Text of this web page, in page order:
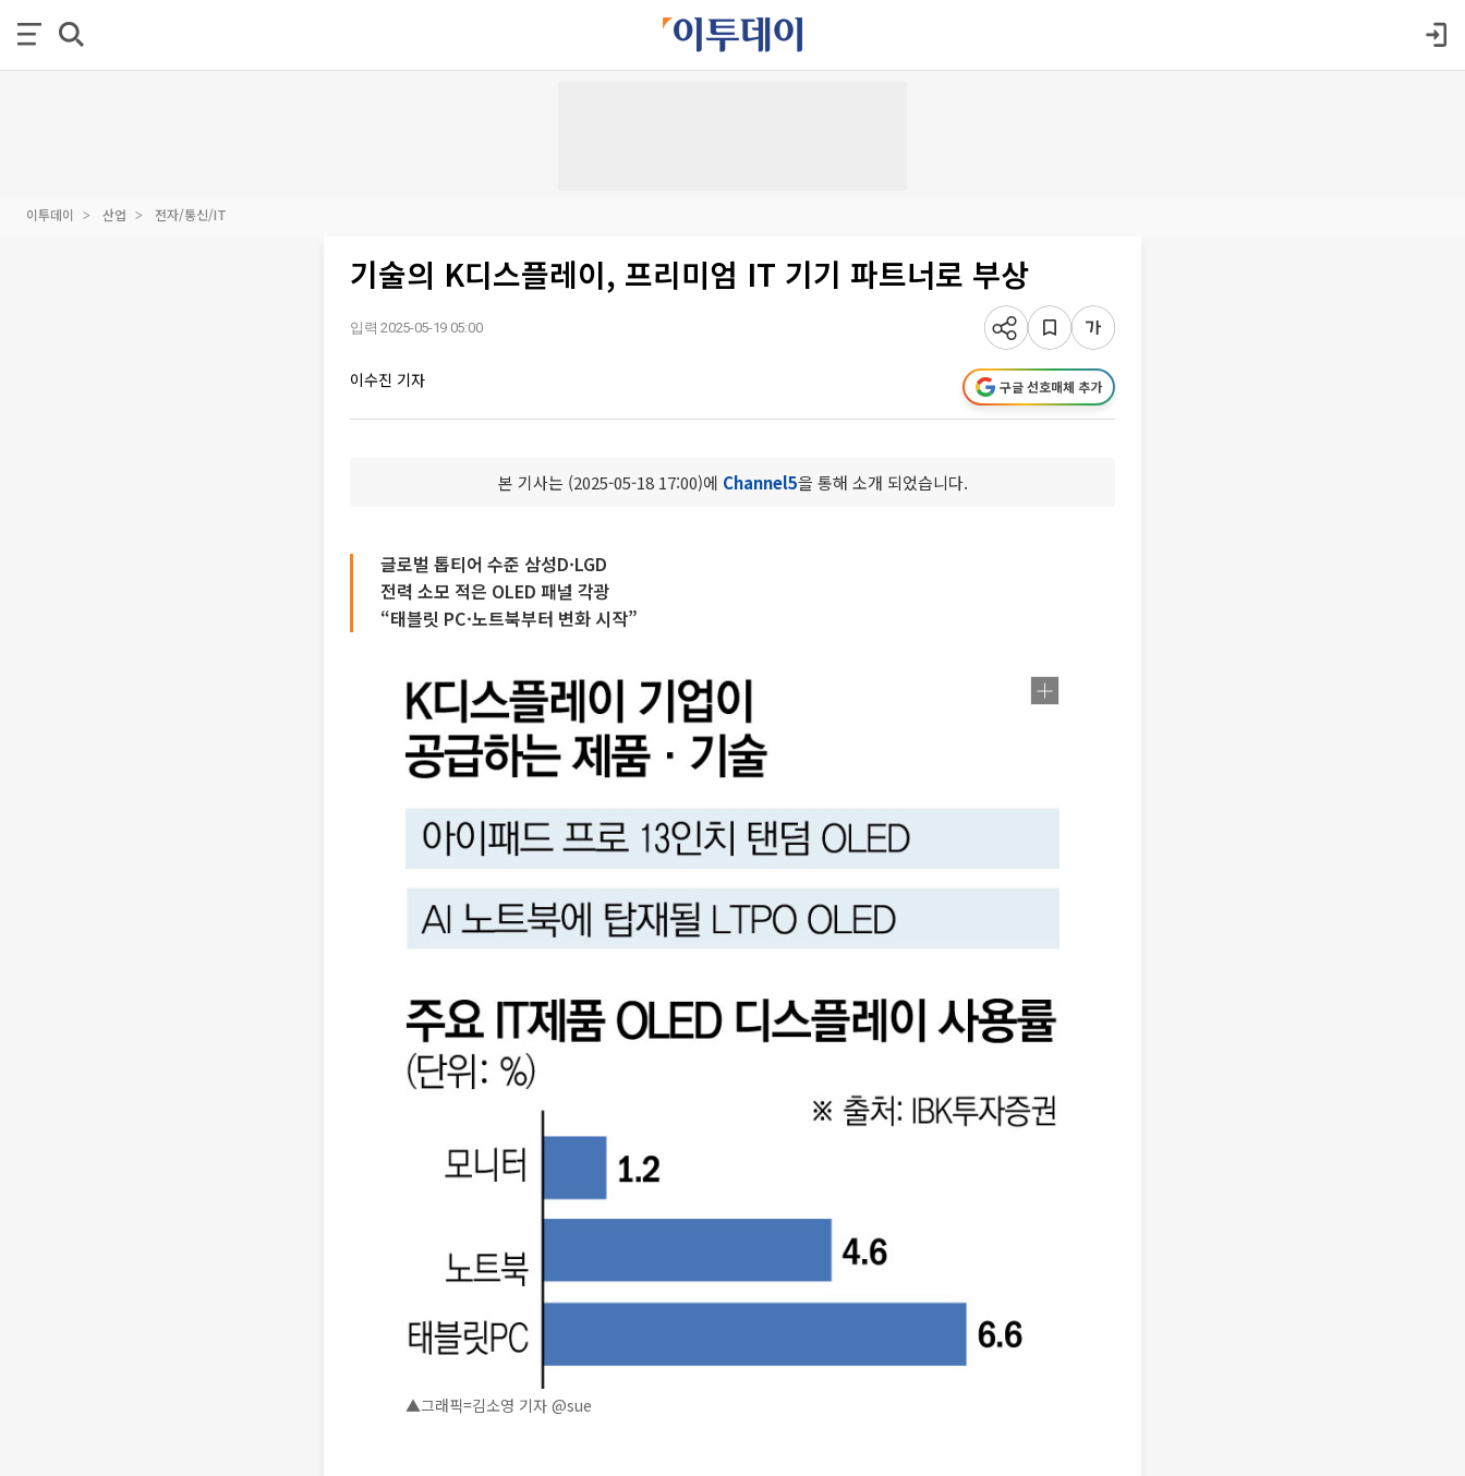
이투데이 산업 전자/통신/IT
기술의 K디스플레이, 프리미엄 IT 기기 파트너로 부상
입력 2025-05-19 05:00
이수진 기자 구글 선호매체 추가
본 기사는 (2025-05-18 17:00)에 Channel5을 통해 소개 되었습니다.
글로벌 톱티어 수준 삼성D·LGD
전력 소모 적은 OLED 패널 각광
“태블릿 PC·노트북부터 변화 시작”
▲그래픽=김소영 기자 @sue